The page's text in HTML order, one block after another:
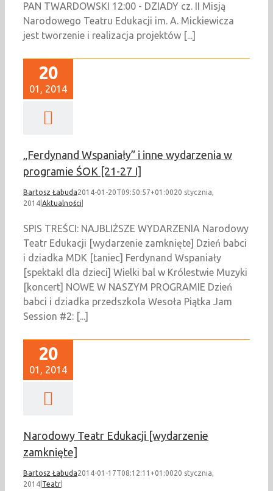
PAN TWARDOWSKI 12:00 - DZIADY cz. II Misją
Narodowego Teatru Edukacji im. A. Mickiewicza
jest tworzenie i realizacja projektów [...]
20
01, 2014
„Ferdynand Wspaniały” i inne wydarzenia w
programie ŚOK [21-27 I]
Bartosz Łabuda2014-01-20T09:50:57+01:0020 stycznia,
2014 Aktualności
SPIS TREŚCI: NAJBLIŻSZE WYDARZENIA Narodowy
Teatr Edukacji [wydarzenie zamknięte] Dzień babci
i dziadka MDK [taniec] Ferdynand Wspaniały
[spektakl dla dzieci] Wielki bal w Królestwie Muzyki
[koncert] NOWE W NASZYM PROGRAMIE Dzień
babci i dziadka przedszkola Wesoła Piątka Jam
Session #2: [...]
20
01, 2014
Narodowy Teatr Edukacji [wydarzenie
zamknięte]
Bartosz Łabuda2014-01-17T08:12:11+01:0020 stycznia,
2014 Teatr